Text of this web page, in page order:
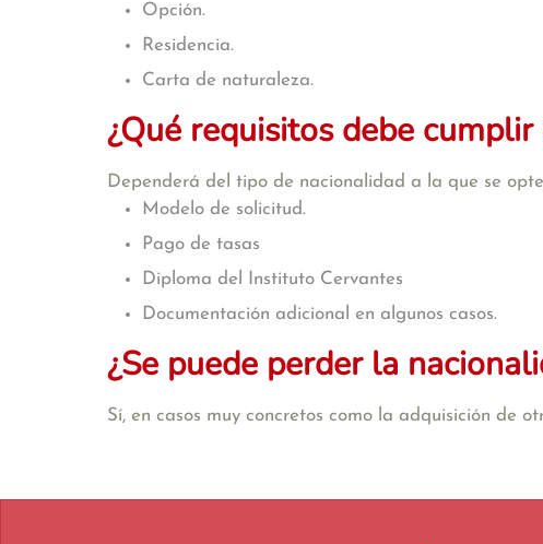
Opción.
Residencia.
Carta de naturaleza.
¿Qué requisitos debe
Dependerá del tipo de nacionalidad a la que se
Modelo de solicitud.
Pago de tasas
Diploma del Instituto Cervantes
Documentación adicional en algunos casos.
¿Se puede perder la
Sí, en casos muy concretos como la adquisición de